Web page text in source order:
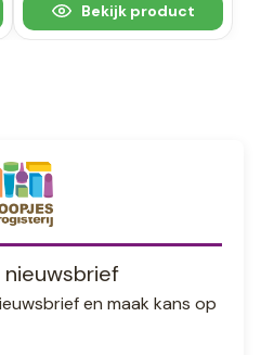
Bekijk product
en maak kans op